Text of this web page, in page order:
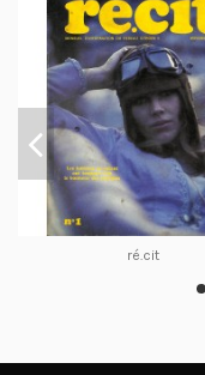
ré.cit